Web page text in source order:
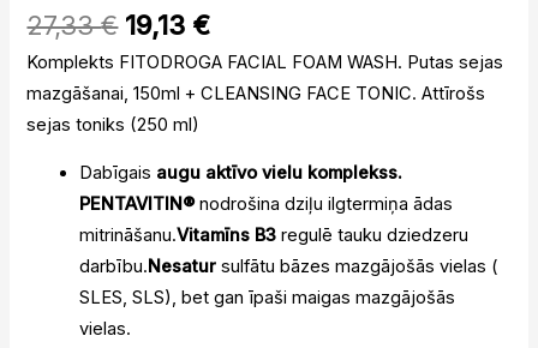
27,33€ 19,13 €
Komplekts FITODROGA FACIAL FOAM WASH. Putas sejas
mazgāšanai, 150ml + CLEANSING FACE TONIC. Attīrošs
sejas toniks (250 ml)
Dabīgais augu aktīvo vielu komplekss.
PENTAVITIN®nodrošina dziļu ilgtermiņa ādas
mitrināšanu.Vitamīns B3 regulē tauku dziedzeru
darbību. Nesatursulfātu bāzes mazgājošās vielas (
SLES, SLS), bet gan īpaši maigas mazgājošās
vielas.